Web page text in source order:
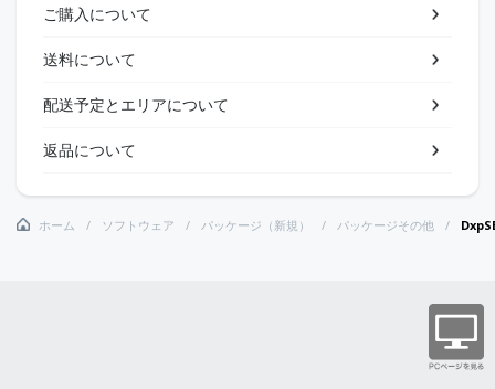
ご購入について
送料について
配送予定とエリアについて
返品について
ホーム ソフトウェア パッケージ（新規） パッケージその他